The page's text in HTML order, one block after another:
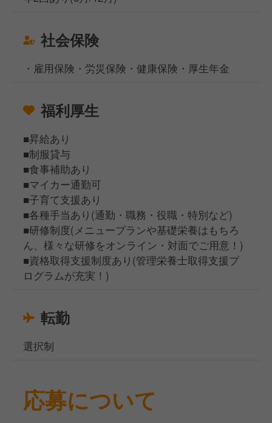
社会保険
・雇用保険・労災保険・健康保険・厚生年金
福利厚生
■昇給あり
■制服貸与
■食事補助あり
■マイカー通勤可
■子育て支援あり
■各種手当あり(通勤・職務・役職・特別など)
■研修制度(メニュープランや基礎栄養はもちろ
ん、様々な研修をオンライン・対面でご用意！)
■資格取得支援制度あり(管理栄養士取得支援プ
ログラムが充実！)
転勤
選択制
応募について